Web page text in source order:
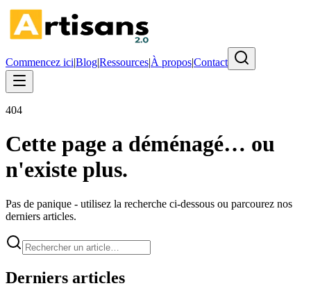
Commencez ici|Blog|Ressources|À propos|Contact
404
Cette page a déménagé… ou
n'existe plus.
Pas de panique - utilisez la recherche ci-dessous ou parcourez nos
derniers articles.
Derniers articles